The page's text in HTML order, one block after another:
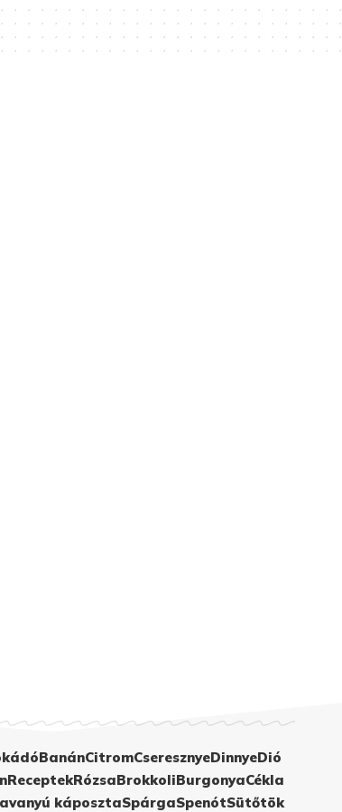
BanánCitromCseresznyeDinnyeDió
ReceptekRózsaBrokkoliBurgonyaCékla
káposztaSpárgaSpenótSütőtök